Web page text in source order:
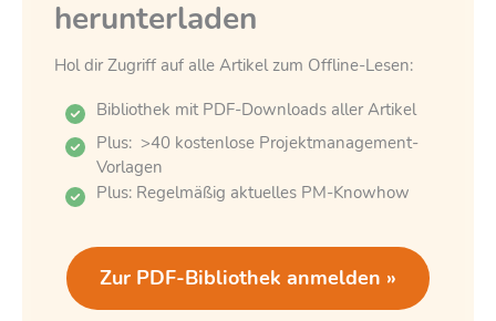
herunterladen
Hol dir Zugriff auf alle Artikel zum Offline-Lesen:
Bibliothek mit PDF-Downloads aller Artikel
Plus: >40 kostenlose Projektmanagement-
Vorlagen
Plus: Regelmäßig aktuelles PM-Knowhow
Zur PDF-Bibliothek anmelden »